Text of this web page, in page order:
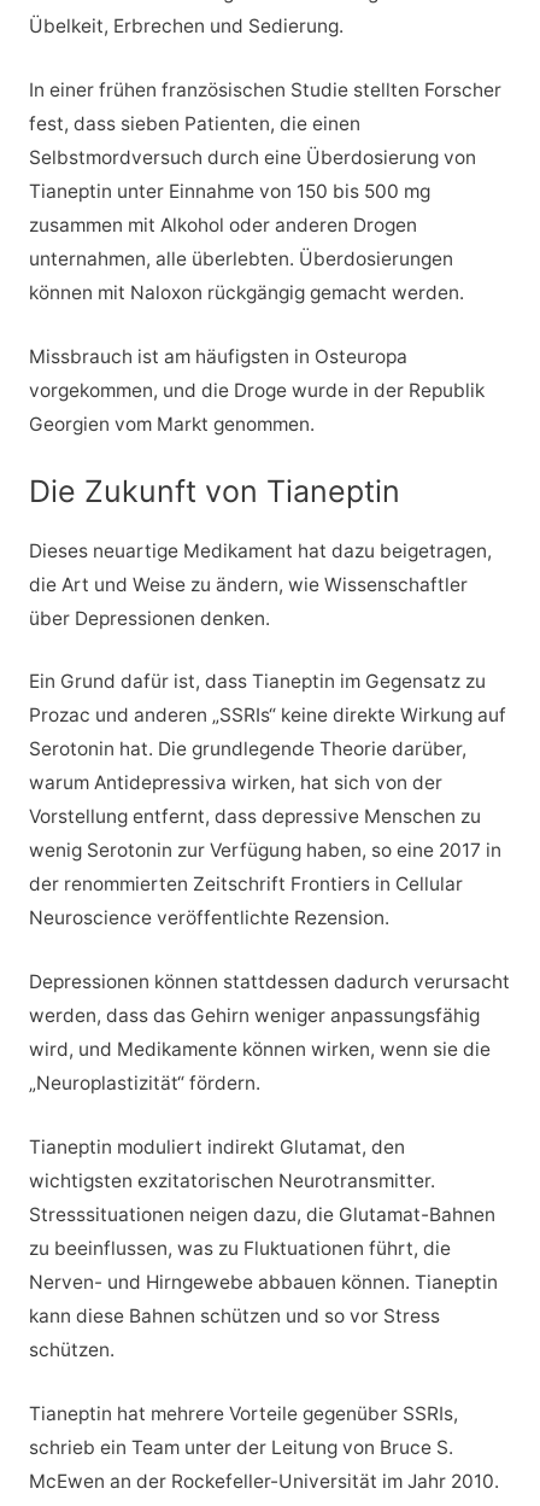
Übelkeit, Erbrechen und Sedierung.
In einer frühen französischen Studie stellten Forscher
fest, dass sieben Patienten, die einen
Selbstmordversuch durch eine Überdosierung von
Tianeptin unter Einnahme von 150 bis 500 mg
zusammen mit Alkohol oder anderen Drogen
unternahmen, alle überlebten. Überdosierungen
können mit Naloxon rückgängig gemacht werden.
Missbrauch ist am häufigsten in Osteuropa
vorgekommen, und die Droge wurde in der Republik
Georgien vom Markt genommen.
Die Zukunft von Tianeptin
Dieses neuartige Medikament hat dazu beigetragen,
die Art und Weise zu ändern, wie Wissenschaftler
über Depressionen denken.
Ein Grund dafür ist, dass Tianeptin im Gegensatz zu
Prozac und anderen „SSRIs“ keine direkte Wirkung auf
Serotonin hat. Die grundlegende Theorie darüber,
warum Antidepressiva wirken, hat sich von der
Vorstellung entfernt, dass depressive Menschen zu
wenig Serotonin zur Verfügung haben, so eine 2017 in
der renommierten Zeitschrift Frontiers in Cellular
Neuroscience veröffentlichte Rezension.
Depressionen können stattdessen dadurch verursacht
werden, dass das Gehirn weniger anpassungsfähig
wird, und Medikamente können wirken, wenn sie die
„Neuroplastizität“ fördern.
Tianeptin moduliert indirekt Glutamat, den
wichtigsten exzitatorischen Neurotransmitter.
Stresssituationen neigen dazu, die Glutamat-Bahnen
zu beeinflussen, was zu Fluktuationen führt, die
Nerven- und Hirngewebe abbauen können. Tianeptin
kann diese Bahnen schützen und so vor Stress
schützen.
Tianeptin hat mehrere Vorteile gegenüber SSRIs,
schrieb ein Team unter der Leitung von Bruce S.
McEwen an der Rockefeller-Universität im Jahr 2010.